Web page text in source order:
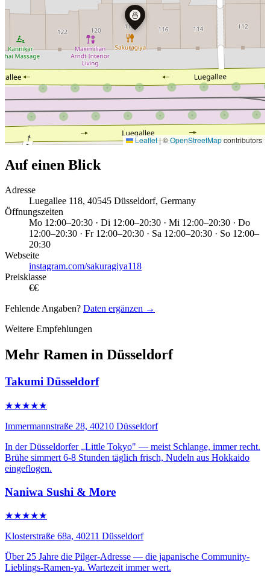
🍜
Leaflet|©OpenStreetMapcontributors
Auf einen Blick
Adresse
Luegallee 118, 40545 Düsseldorf, Germany
Öffnungszeiten
Mo 12:00–20:30 · Di 12:00–20:30 · Mi 12:00–20:30 · Do
12:00–20:30 · Fr 12:00–20:30 · Sa 12:00–20:30 · So 12:00–
20:30
Webseite
instagram.com/sakuragiya118
Preisklasse
€€
Fehlende Angaben? Daten ergänzen →
Weitere Empfehlungen
Mehr Ramen in Düsseldorf
Takumi Düsseldorf
★★★★★
Immermannstraße 28, 40210 Düsseldorf
In der Düsseldorfer „Little Tokyo" — meist Schlange, immer recht.
Brühe simmert 6-8 Stunden täglich frisch, Nudeln aus Hokkaido
eingeflogen.
Naniwa Sushi & More
★★★★★
Klosterstraße 68a, 40211 Düsseldorf
Über 25 Jahre die Pilger-Adresse — die japanische Community-
Lieblings-Ramen-ya. Wartezeit immer wert.